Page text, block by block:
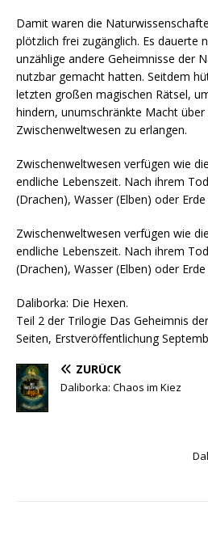
Damit waren die
plötzlich frei zugänglich. Es dauerte
unzählige andere Geheimnisse der
nutzbar gemacht hatten. Seitdem
letzten großen magischen Rätsel,
hindern, unumschränkte Macht
Zwischenweltwesen zu erlangen.
Zwischenweltwesen verfügen wie
endliche Lebenszeit. Nach ihrem
(Drachen), Wasser (Elben) oder
Zwischenweltwesen verfügen wie
endliche Lebenszeit. Nach ihrem
(Drachen), Wasser (Elben) oder
Daliborka: Die Hexen.
Teil 2 der Trilogie Das Geheimnis
Seiten, Erstveröffentlichung
ZURÜCK
Daliborka: Chaos im Kiez